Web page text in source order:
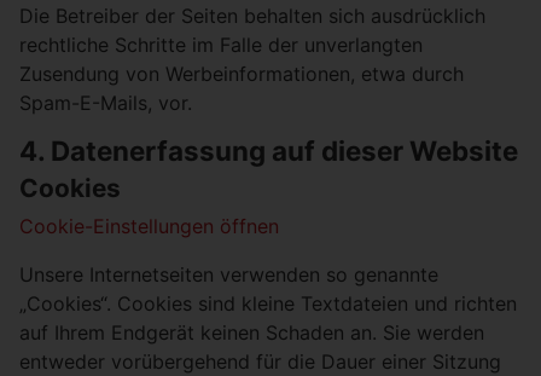
Die Betreiber der Seiten behalten sich ausdrücklich
rechtliche Schritte im Falle der unverlangten
Zusendung von Werbeinformationen, etwa durch
Spam-E-Mails, vor.
4. Datenerfassung auf dieser Website
Cookies
Cookie-Einstellungen öffnen
Unsere Internetseiten verwenden so genannte
„Cookies“. Cookies sind kleine Textdateien und richten
auf Ihrem Endgerät keinen Schaden an. Sie werden
entweder vorübergehend für die Dauer einer Sitzung